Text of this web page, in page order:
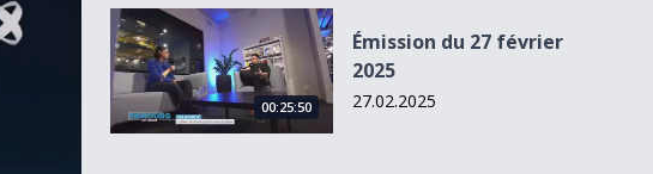
Émission du 27 février 2025
00:25:50
Émission du 27 février
2025
27.02.2025